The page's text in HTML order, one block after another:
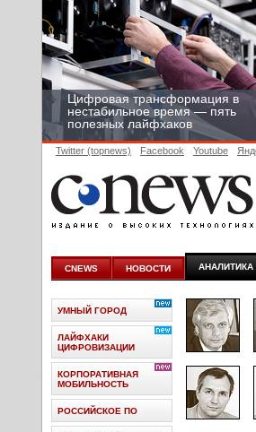
Цифровая трансформация в
нестабильное время — пять
полезных лайфхаков
Twitter (topnews) Facebook Youtube
CNEWS НОВОСТИ АНАЛИТИКА
УМНЫЙ ГОРОД
ЛАЙФХАКИ
ЦИФРОВИЗАЦИИ
КОРПОРАТИВНАЯ
МОБИЛЬНОСТЬ
РОССИЙСКОЕ ПО